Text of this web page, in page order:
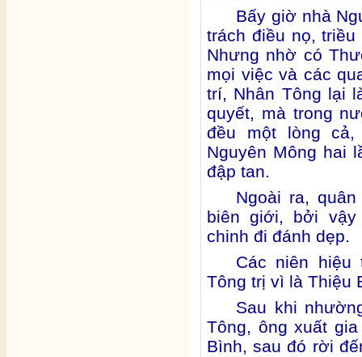
Bấy giờ nhà
trách điều nọ,
Nhưng nhờ có
mọi việc và các
trí, Nhân Tông lại
quyết, mà trong
đều một lòng
Nguyên Mông hai
đập tan.
Ngoài ra,
biên giới, bởi
chinh đi đánh dẹp.
Các niên hiệu
Tông trị vì là Thiệu
Sau khi
Tông, ông xuất
Bình, sau đó rời